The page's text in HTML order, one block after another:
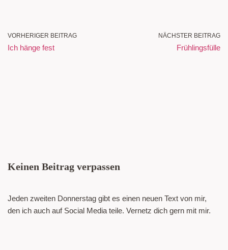
VORHERIGER BEITRAG
Ich hänge fest
NÄCHSTER BEITRAG
Frühlingsfülle
Keinen Beitrag verpassen
Jeden zweiten Donnerstag gibt es einen neuen Text von mir,
den ich auch auf Social Media teile. Vernetz dich gern mit mir.